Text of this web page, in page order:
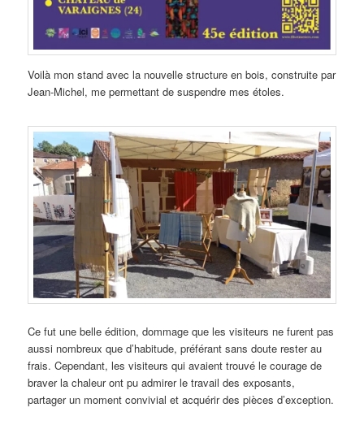
Voilà mon stand avec la nouvelle structure en bois, construite par
Jean-Michel, me permettant de suspendre mes étoles.
Ce fut une belle édition, dommage que les visiteurs ne furent pas
aussi nombreux que d’habitude, préférant sans doute rester au
frais. Cependant, les visiteurs qui avaient trouvé le courage de
braver la chaleur ont pu admirer le travail des exposants,
partager un moment convivial et acquérir des pièces d’exception.